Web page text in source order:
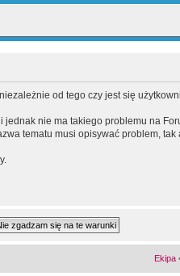
od tego czy jest się
jednak nie ma takiego problemu na
tematu musi opisywać problem,
Ekipa